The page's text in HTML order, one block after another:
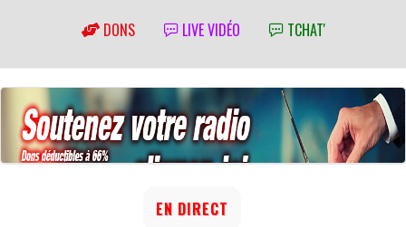
DONS LIVE VIDÉO TCHAT'
EN DIRECT